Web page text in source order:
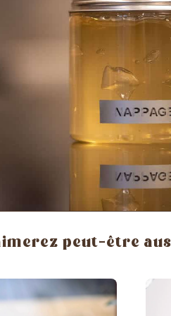
peut-être